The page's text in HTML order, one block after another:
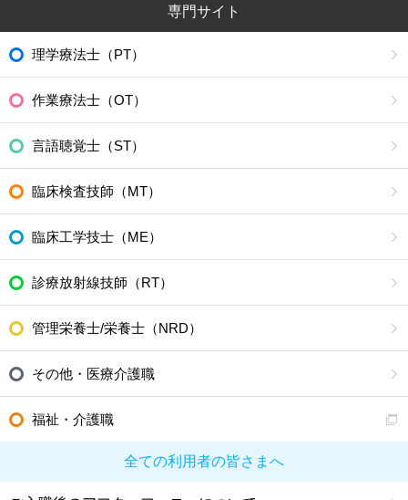
専門サイト
理学療法士（PT）
作業療法士（OT）
言語聴覚士（ST）
臨床検査技師（MT）
臨床工学技士（ME）
診療放射線技師（RT）
管理栄養士/栄養士（NRD）
その他・医療介護職
福祉・介護職
全ての利用者の皆さまへ